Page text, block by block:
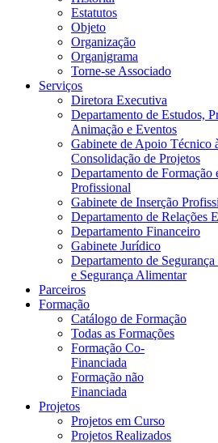
Estatutos
Objeto
Organização
Organigrama
Torne-se Associado
Serviços
Diretora Executiva
Departamento de Estudos,
Animação e Eventos
Gabinete de Apoio Técnico
Consolidação de Projetos
Departamento de Formação
Profissional
Gabinete de Inserção
Departamento de Relações
Departamento Financeiro
Gabinete Jurídico
Departamento de
e Segurança Alimentar
Parceiros
Formação
Catálogo de Formação
Todas as Formações
Formação Co-
Financiada
Formação não
Financiada
Projetos
Projetos em Curso
Projetos Realizados